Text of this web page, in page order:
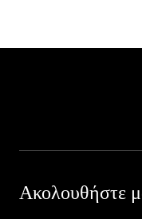
Ακολουθήστε